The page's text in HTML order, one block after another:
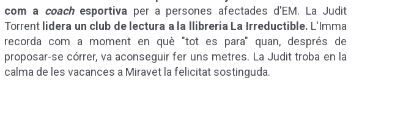
com a coachesportiva per a persones afectades d'EM. La Judit
Torrent lidera un club de lectura a la llibreria La Irreductible. L'Imma
recorda com a moment en què "tot es para" quan, després de
proposar-se córrer, va aconseguir fer uns metres. La Judit troba en la
calma de les vacances a Miravet la felicitat sostinguda.